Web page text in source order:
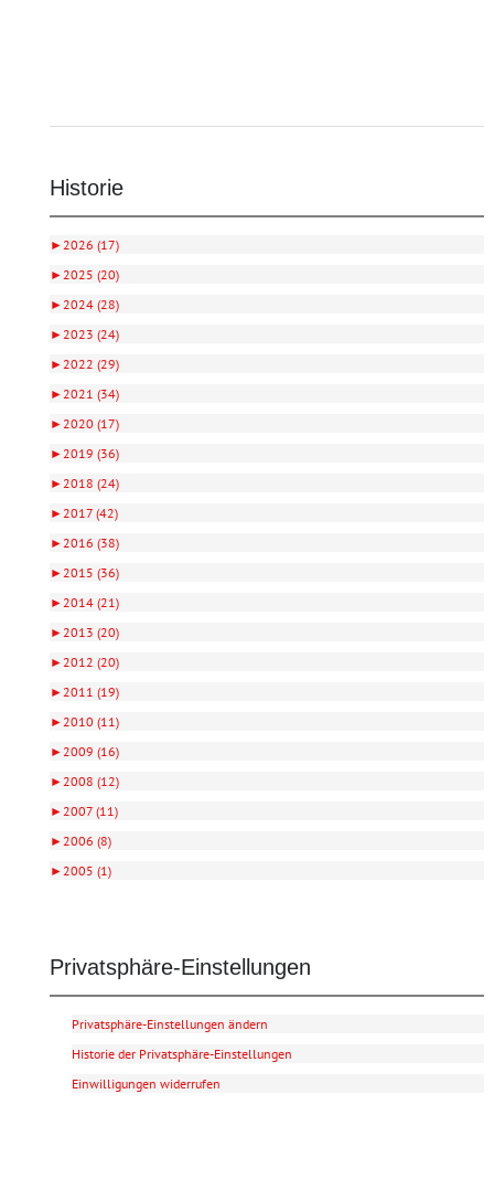
Historie
►2026 (17)
►2025 (20)
►2024 (28)
►2023 (24)
►2022 (29)
►2021 (34)
►2020 (17)
►2019 (36)
►2018 (24)
►2017 (42)
►2016 (38)
►2015 (36)
►2014 (21)
►2013 (20)
►2012 (20)
►2011 (19)
►2010 (11)
►2009 (16)
►2008 (12)
►2007 (11)
►2006 (8)
►2005 (1)
Privatsphäre-Einstellungen
Privatsphäre-Einstellungen ändern
Historie der Privatsphäre-Einstellungen
Einwilligungen widerrufen